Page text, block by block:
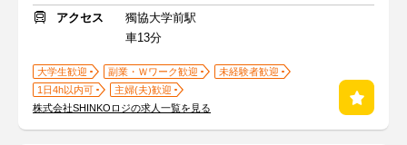
アクセス
獨協大学前駅
車13分
大学生歓迎 副業・Ｗワーク歓迎
未経験者歓迎
1日4h以内可
主婦(夫)歓迎
株式会社SHINKOロジの求人一覧を見る